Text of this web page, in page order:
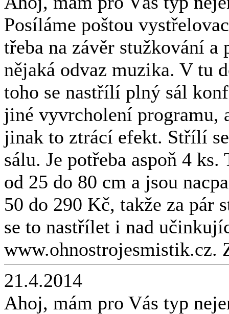
Posíláme poštou
třeba na závěr stužkování
nějaká odvaz muzika. V tu
toho se nastřílí plný sál
jiné vyvrcholení
jinak to ztrácí efekt. Střílí
sálu. Je potřeba aspoň 4
od 25 do 80 cm a jsou
50 do 290 Kč, takže za pár
se to nastřílet i nad
www.ohnostrojesmistik.cz.
21.4.2014
Ahoj, mám pro Vás typ